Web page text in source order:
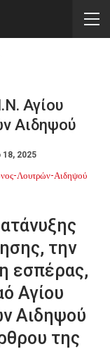
Αγίου
Αιδηψού
18, 2025
την
εσπέρας,
Αγίου
Αιδηψού
της